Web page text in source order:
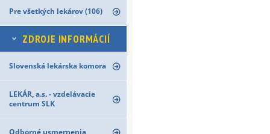
Pre všetkých lekárov (106)
ZDROJE INFORMÁCIÍ
Slovenská lekárska komora
LEKÁR, a.s. - vzdelávacie
centrum SLK
Odborné usmernenia